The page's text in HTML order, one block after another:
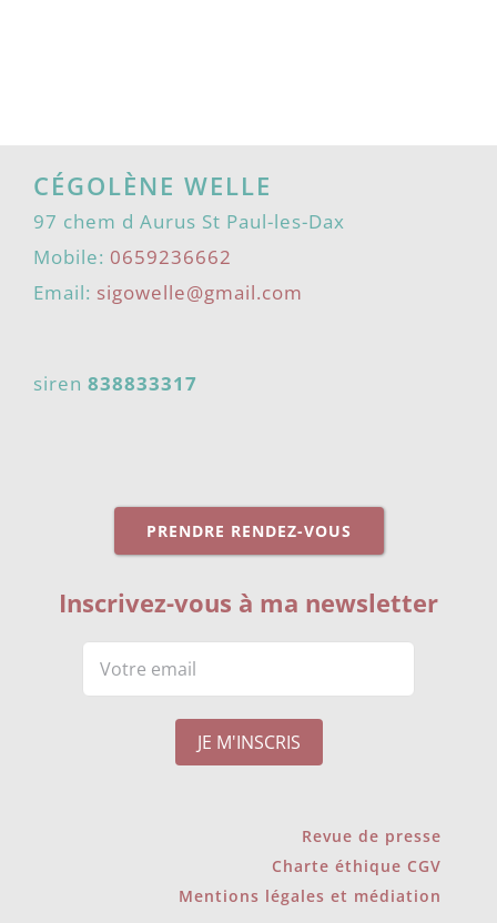
CÉGOLÈNE WELLE
97 chem d Aurus St Paul-les-Dax
Mobile: 0659236662
Email: sigowelle@gmail.com
siren 838833317
PRENDRE RENDEZ-VOUS
Inscrivez-vous à ma newsletter
Revue de presse
Charte éthique CGV
Mentions légales et médiation